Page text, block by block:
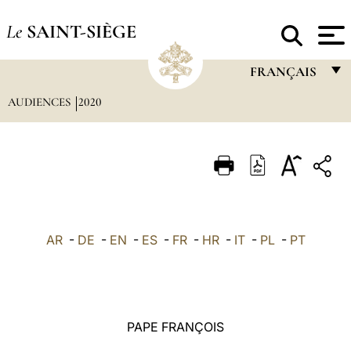
Le SAINT-SIÈGE
FRANÇAIS
ITALIANO
AUDIENCES 2020
AR- DE - EN - ES- FR- HR- IT- PL- PT
PAPE FRANÇOIS